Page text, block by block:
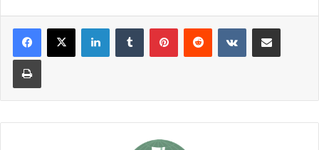
LinkedInTumblr PinterestReddit VKontakteShare via Email
Print